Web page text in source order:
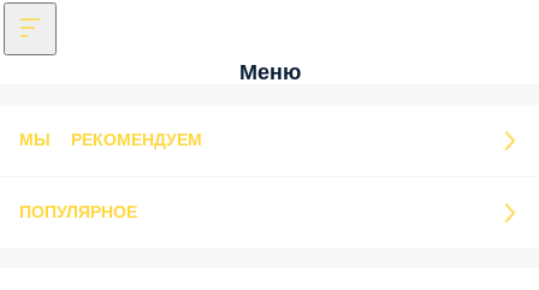
Меню
МЫ РЕКОМЕНДУЕМ
ПОПУЛЯРНОЕ